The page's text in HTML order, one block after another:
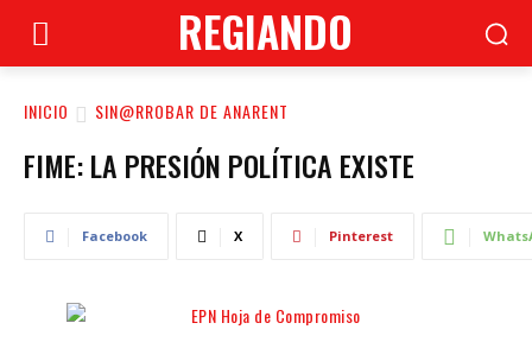
REGIANDO
INICIO SIN@RROBAR DE ANARENT
FIME: LA PRESIÓN POLÍTICA EXISTE
Facebook X Pinterest